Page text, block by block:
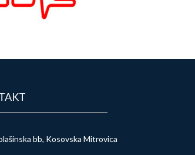
bb, Kosovska Mitrovica